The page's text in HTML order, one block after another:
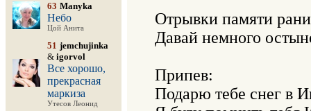
63 Manyka
Небо
Цой Анита
51 jemchujinka
& igorvol
Все хорошо,
прекрасная
маркиза
Утесов Леонид
Отрывки памяти
Давай немного
Припев:
Подарю тебе снег в